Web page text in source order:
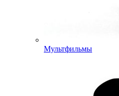
Мультфильмы